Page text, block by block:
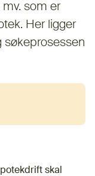
som er
Her ligger
søkeprosessen
skal